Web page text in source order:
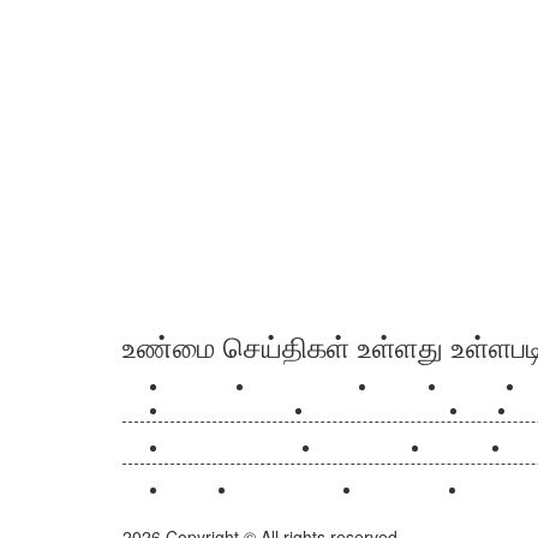
உண்மை செய்திகள் உள்ளது
செய்திகள் உலக செய்திகள் இந்தியா தமிழ்நாடு
குற்றம் குற்றமே டிவி
எதிரொலி செய்திகள் மீம்ஸ்
மண்டல செய்திகள் :
கோயம்புத்தூர் சென்னை
eBooks
Advertise Here Subscription